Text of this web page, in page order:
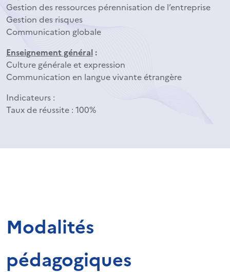
Gestion des ressources pérennisation de l’entreprise
Gestion des risques
Communication globale
Enseignement général :
Culture générale et expression
Communication en langue vivante étrangère
Indicateurs :
Taux de réussite : 100%
Modalités
pédagogiques